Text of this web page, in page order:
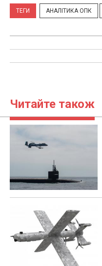
ТЕГИ АНАЛІТИКА ОПК
Читайте також